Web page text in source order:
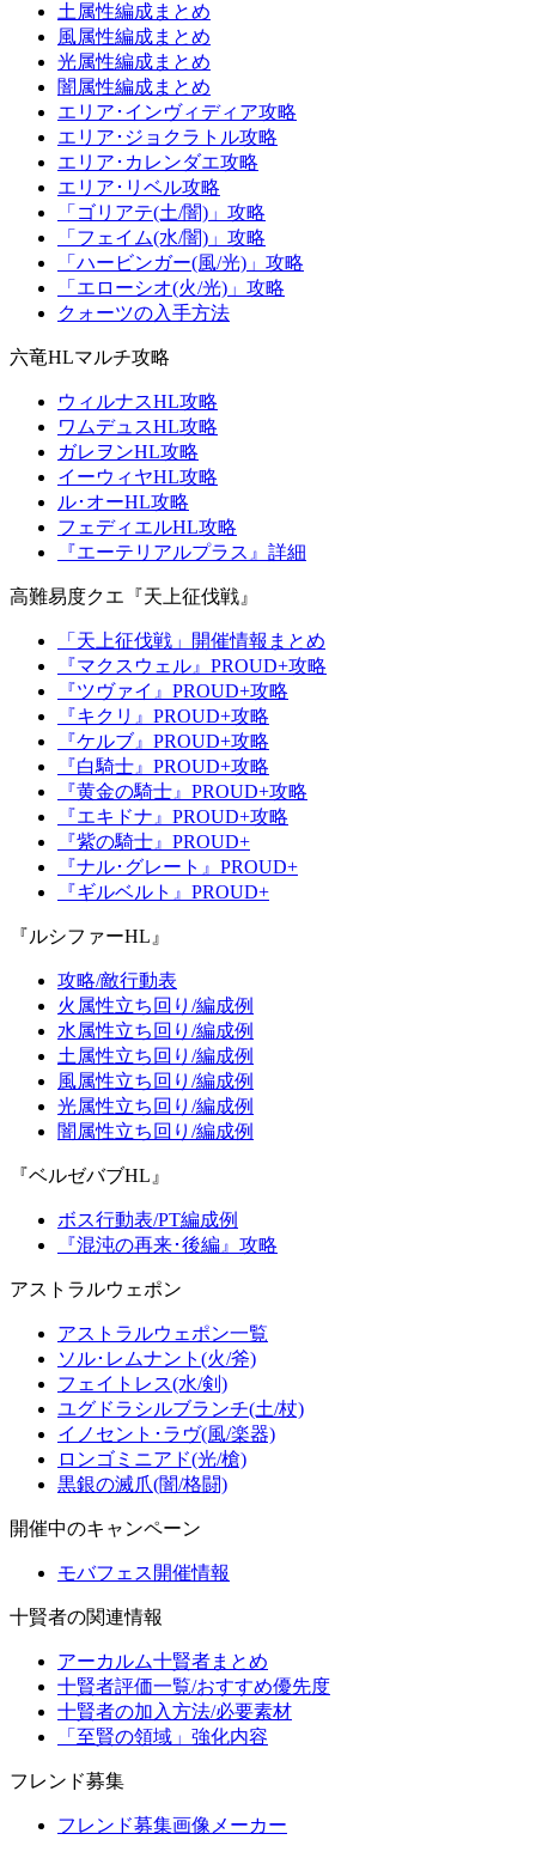
土属性編成まとめ
風属性編成まとめ
光属性編成まとめ
闇属性編成まとめ
エリア･インヴィディア攻略
エリア･ジョクラトル攻略
エリア･カレンダエ攻略
エリア･リベル攻略
「ゴリアテ(土/闇)」攻略
「フェイム(水/闇)」攻略
「ハービンガー(風/光)」攻略
「エローシオ(火/光)」攻略
クォーツの入手方法
六竜HLマルチ攻略
ウィルナスHL攻略
ワムデュスHL攻略
ガレヲンHL攻略
イーウィヤHL攻略
ル･オーHL攻略
フェディエルHL攻略
『エーテリアルプラス』詳細
高難易度クエ『天上征伐戦』
「天上征伐戦」開催情報まとめ
『マクスウェル』PROUD+攻略
『ツヴァイ』PROUD+攻略
『キクリ』PROUD+攻略
『ケルブ』PROUD+攻略
『白騎士』PROUD+攻略
『黄金の騎士』PROUD+攻略
『エキドナ』PROUD+攻略
『紫の騎士』PROUD+
『ナル･グレート』PROUD+
『ギルベルト』PROUD+
『ルシファーHL』
攻略/敵行動表
火属性立ち回り/編成例
水属性立ち回り/編成例
土属性立ち回り/編成例
風属性立ち回り/編成例
光属性立ち回り/編成例
闇属性立ち回り/編成例
『ベルゼバブHL』
ボス行動表/PT編成例
『混沌の再来･後編』攻略
アストラルウェポン
アストラルウェポン一覧
ソル･レムナント(火/斧)
フェイトレス(水/剣)
ユグドラシルブランチ(土/杖)
イノセント･ラヴ(風/楽器)
ロンゴミニアド(光/槍)
黒銀の滅爪(闇/格闘)
開催中のキャンペーン
モバフェス開催情報
十賢者の関連情報
アーカルム十賢者まとめ
十賢者評価一覧/おすすめ優先度
十賢者の加入方法/必要素材
「至賢の領域」強化内容
フレンド募集
フレンド募集画像メーカー